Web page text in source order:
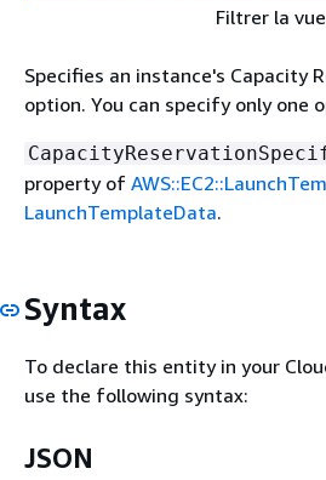
Filtrer la vue
Specifies an instance's Capacity
option. You can specify only one
property of
LaunchTemplateData.
Syntax
To declare this entity in your
use the following syntax:
JSON